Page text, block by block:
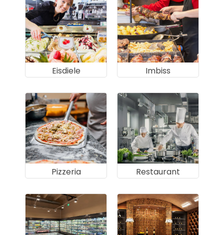
Eisdiele Imbiss
Pizzeria Restaurant